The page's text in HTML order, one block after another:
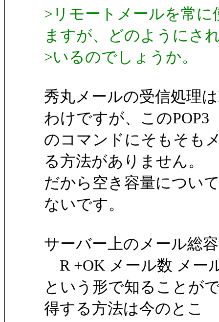
>リモートメールを常
ますが、どのようにさ
>いるのでしょうか。
秀丸メールの受信処理
わけですが、このPOP3
のコマンドにそもそも
る方法がありません。
だから空き容量につい
ないです。
サーバー上のメール総
R +OK メール数 メー
という形で知ることが
得する方法は今のとこ